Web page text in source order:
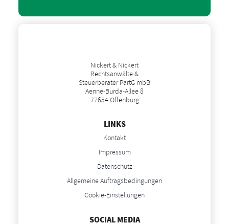
Nickert & Nickert
Rechtsanwälte &
Steuerberater PartG mbB
Aenne-Burda-Allee 8
77654 Offenburg
LINKS
Kontakt
Impressum
Datenschutz
Allgemeine Auftragsbedingungen
Cookie-Einstellungen
SOCIAL MEDIA